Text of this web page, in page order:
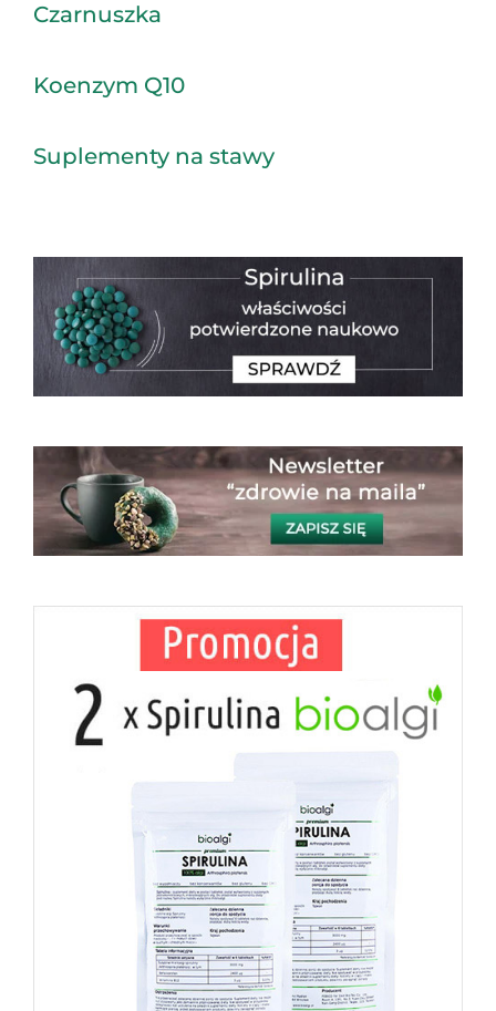
Czarnuszka
Koenzym Q10
Suplementy na stawy